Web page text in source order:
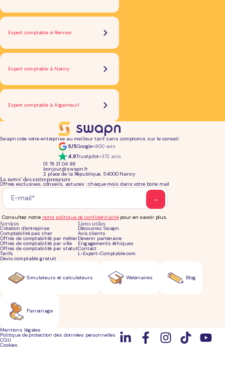
Expert comptable à Rennes
Expert comptable à Nancy
Expert comptable à Argenteuil
Swapn crée votre entreprise au meilleur tarif sans compromis sur le conseil
5/5Google+800 avis
4,9Trustpilot+372 avis
01 76 31 04 86
bonjour@swapn.fr
2 place de la République, 54000 Nancy
Services
Création d'entreprise
Comptabilité pas cher
Offres de comptabilité par métier
Offres de comptabilité par ville
Offres de comptabilité par statut
Tarifs
Devis comptable gratuit
Liens utiles
Découvrez Swapn
Avis clients
Devenir partenaire
Engagements éthiques
Contact
L-Expert-Comptable.com
La news' des entrepreneurs
Offres exclusives, conseils, astuces : chaque mois dans votre boite mail
Consultez notre notre politique de confidentialitépour en savoir plus.
Simulateurs et calculateurs Blog
Parrainage
Webinaires
Mentions légales
Politique de protection des données personnelles
CGU
Cookies